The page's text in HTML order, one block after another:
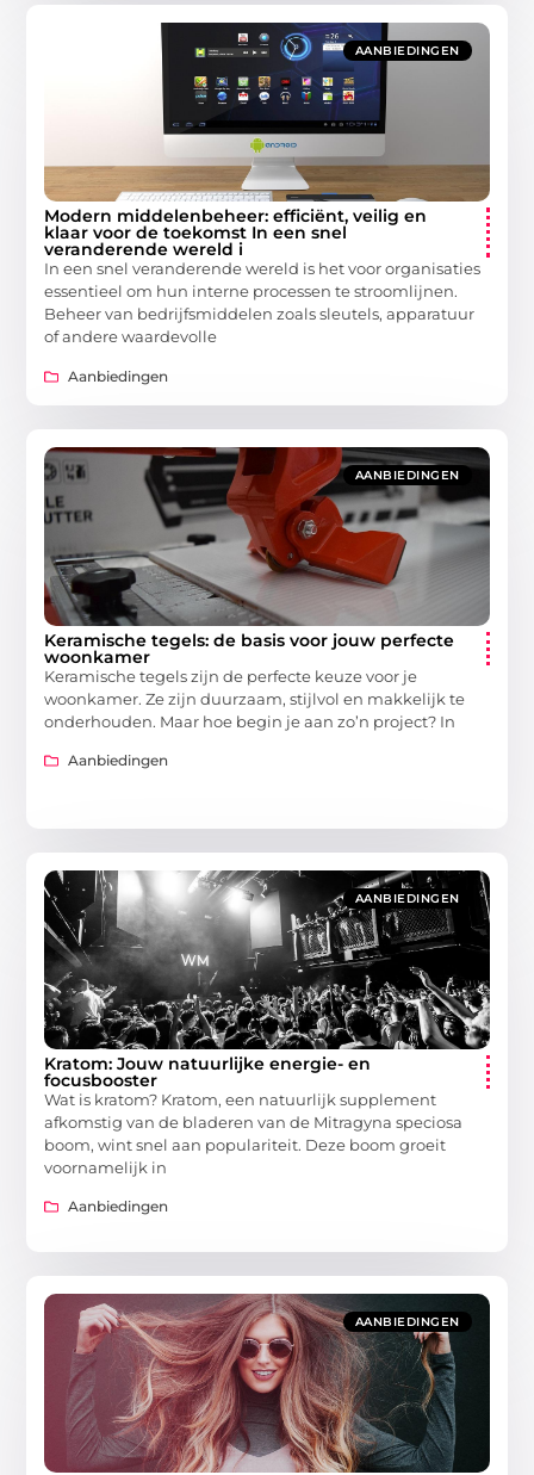
AANBIEDINGEN
Modern middelenbeheer: efficiënt, veilig en
klaar voor de toekomst In een snel
veranderende wereld i
In een snel veranderende wereld is het voor organisaties
essentieel om hun interne processen te stroomlijnen.
Beheer van bedrijfsmiddelen zoals sleutels, apparatuur
of andere waardevolle
Aanbiedingen
AANBIEDINGEN
Keramische tegels: de basis voor jouw perfecte
woonkamer
Keramische tegels zijn de perfecte keuze voor je
woonkamer. Ze zijn duurzaam, stijlvol en makkelijk te
onderhouden. Maar hoe begin je aan zo’n project? In
Aanbiedingen
AANBIEDINGEN
Kratom: Jouw natuurlijke energie- en
focusbooster
Wat is kratom? Kratom, een natuurlijk supplement
afkomstig van de bladeren van de Mitragyna speciosa
boom, wint snel aan populariteit. Deze boom groeit
voornamelijk in
Aanbiedingen
AANBIEDINGEN